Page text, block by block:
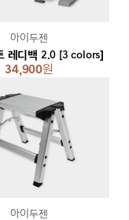
레디백 2.0 [3 colors]
34,900원
아이두젠
아이두젠